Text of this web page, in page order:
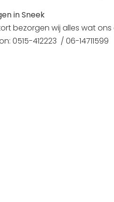
in Sneek
bezorgen wij alles wat
0515-412223 / 06-14711599